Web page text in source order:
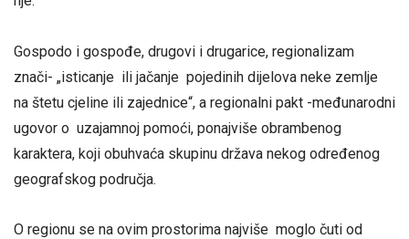
Gospodo i gospođe, drugovi i drugarice, regionalizam
znači- „isticanje ili jačanje pojedinih dijelova neke zemlje
na štetu cjeline ili zajednice“, a regionalni pakt -međunarodni
ugovor o uzajamnoj pomoći, ponajviše obrambenog
karaktera, koji obuhvaća skupinu država nekog određenog
geografskog područja.
O regionu se na ovim prostorima najviše moglo čuti od